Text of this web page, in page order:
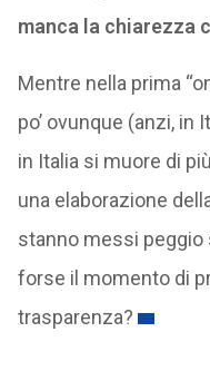
manca la chiarezza
Mentre nella prima
po’ ovunque (anzi, in
in Italia si muore di
una elaborazione
stanno messi peggio
forse il momento di
trasparenza?